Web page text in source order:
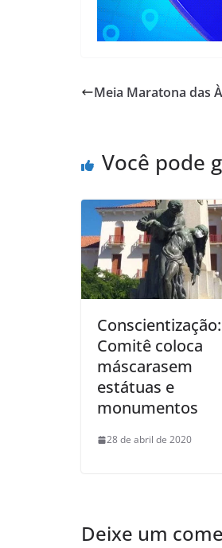
Meia Maratona das
Você pode
Conscientização:
Comitê coloca
máscarasem
estátuas e
monumentos
28 de abril de 2020
Deixe um